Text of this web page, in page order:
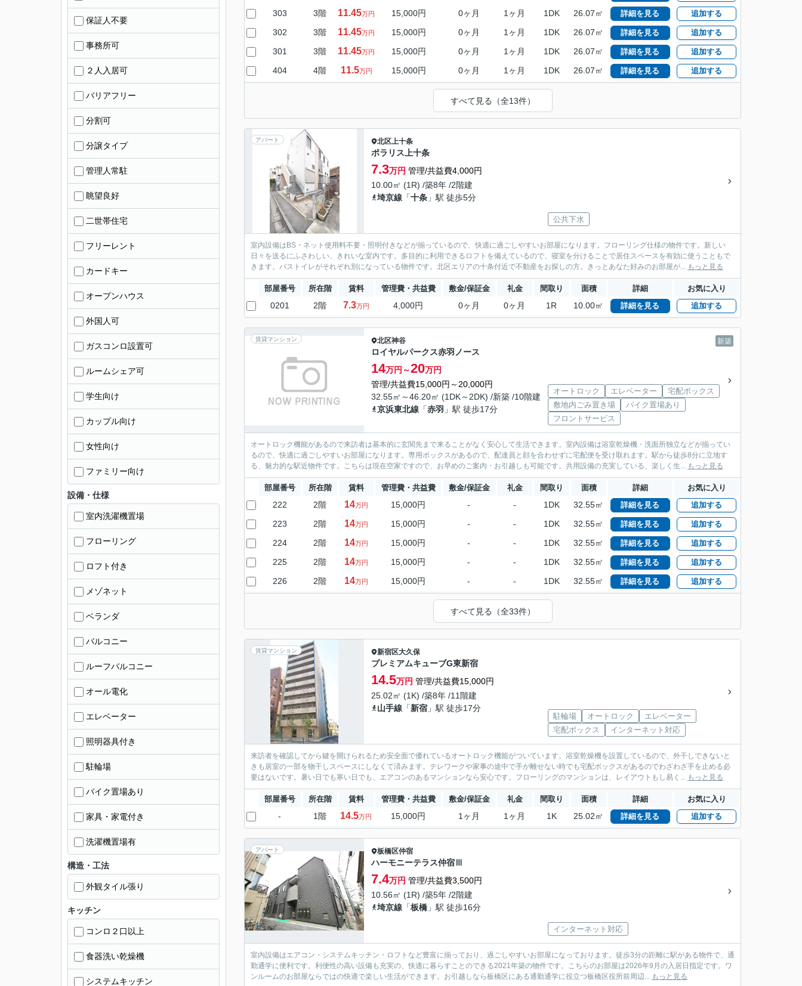
303 3階 11.45万円 15,000円 0ヶ月 1ヶ月 1DK 26.07㎡ 詳細を見る 追加する
302 3階 11.45万円 15,000円 0ヶ月 1ヶ月 1DK 26.07㎡ 詳細を見る 追加する
301 3階 11.45万円 15,000円 0ヶ月 1ヶ月 1DK 26.07㎡ 詳細を見る 追加する
404 4階 11.5万円 15,000円 0ヶ月 1ヶ月 1DK 26.07㎡ 詳細を見る 追加する
すべて見る（全13件）
アパート 北区上十条
ポラリス上十条
7.3万円 管理/共益費4,000円
10.00㎡ (1R) /築8年 /2階建
埼京線 「十条 」駅 徒歩5分
公共下水
室内設備はBS・ネット使用料不要・照明付きなどが揃っているので、快適に過ごしやすいお部屋になります。フローリング仕様の物件です。新しい
日々を送るにふさわしい、きれいな室内です。多目的に利用できるロフトを備えているので、寝室を分けることで居住スペースを有効に使うこともで
きます。バストイレがそれぞれ別になっている物件です。北区エリアの十条付近で不動産をお探しの方。きっとあなた好みのお部屋が... もっと見る
部屋番号 所在階 賃料 管理費・共益費 敷金/保証金 礼金 間取り 面積 詳細 お気に入り
0201 2階 7.3万円 4,000円 0ヶ月 0ヶ月 1R 10.00㎡ 詳細を見る 追加する
賃貸マンション 新築
北区神谷
ロイヤルパークス赤羽ノース
14万円～20万円
管理/共益費15,000円～20,000円
32.55㎡～46.20㎡ (1DK～2DK) /新築 /10階建
京浜東北線 「赤羽 」駅 徒歩17分
オートロック エレベーター
宅配ボックス
敷地内ごみ置き場
バイク置場あり
フロントサービス
オートロック機能があるので来訪者は基本的に玄関先まで来ることがなく安心して生活できます。室内設備は浴室乾燥機・洗面所独立などが揃ってい
るので、快適に過ごしやすいお部屋になります。専用ボックスがあるので、配達員と顔を合わせずに宅配便を受け取れます。駅から徒歩8分に立地す
る、魅力的な駅近物件です。こちらは現在空家ですので、お早めのご案内・お引越しも可能です。共用設備の充実している、楽しく生... もっと見る
部屋番号 所在階 賃料 管理費・共益費 敷金/保証金 礼金 間取り 面積 詳細 お気に入り
222 2階 14万円 15,000円 - - 1DK 32.55㎡ 詳細を見る 追加する
223 2階 14万円 15,000円 - - 1DK 32.55㎡ 詳細を見る 追加する
224 2階 14万円 15,000円 - - 1DK 32.55㎡ 詳細を見る 追加する
225 2階 14万円 15,000円 - - 1DK 32.55㎡ 詳細を見る 追加する
226 2階 14万円 15,000円 - - 1DK 32.55㎡ 詳細を見る 追加する
すべて見る（全33件）
賃貸マンション 新宿区大久保
プレミアムキューブG東新宿
14.5万円 管理/共益費15,000円
25.02㎡ (1K) /築8年 /11階建
山手線 「新宿 」駅 徒歩17分
駐輪場 オートロック
エレベーター
宅配ボックス
インターネット対応
来訪者を確認してから鍵を開けられるため安全面で優れているオートロック機能がついています。浴室乾燥機を設置しているので、外干しできないと
きも居室の一部を物干しスペースにしなくて済みます。テレワークや家事の途中で手が離せない時でも宅配ボックスがあるのでわざわざ手を止める必
要はないです。暑い日でも寒い日でも、エアコンのあるマンションなら安心です。フローリングのマンションは、レイアウトもし易く... もっと見る
部屋番号 所在階 賃料 管理費・共益費 敷金/保証金 礼金 間取り 面積 詳細 お気に入り
- 1階 14.5万円 15,000円 1ヶ月 1ヶ月 1K 25.02㎡ 詳細を見る 追加する
アパート 板橋区仲宿
ハーモニーテラス仲宿Ⅲ
7.4万円 管理/共益費3,500円
10.56㎡ (1R) /築5年 /2階建
埼京線 「板橋 」駅 徒歩16分
インターネット対応
室内設備はエアコン・システムキッチン・ロフトなど豊富に揃っており、過ごしやすいお部屋になっております。徒歩3分の距離に駅がある物件で、通
勤通学に便利です。利便性の高い設備も充実の、快適に暮らすことのできる2021年築の物件です。こちらのお部屋は2026年9月の入居日指定です。ワ
ンルームのお部屋ならではの快適で楽しい生活ができます。お引越しなら板橋区にある通勤通学に役立つ板橋区役所前周辺... もっと見る
保証人不要
事務所可
２人入居可
バリアフリー
分割可
分譲タイプ
管理人常駐
眺望良好
二世帯住宅
フリーレント
カードキー
オープンハウス
外国人可
ガスコンロ設置可
ルームシェア可
学生向け
カップル向け
女性向け
ファミリー向け
設備・仕様
室内洗濯機置場
フローリング
ロフト付き
メゾネット
ベランダ
バルコニー
ルーフバルコニー
オール電化
エレベーター
照明器具付き
駐輪場
バイク置場あり
家具・家電付き
洗濯機置場有
構造・工法
外観タイル張り
キッチン
コンロ２口以上
食器洗い乾燥機
システムキッチン